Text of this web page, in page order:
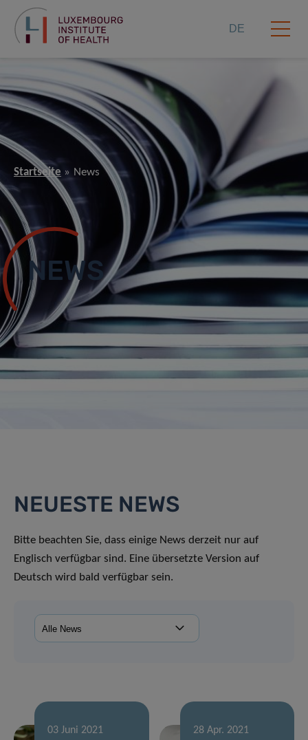
DE
Startseite News
NEWS
NEUESTE NEWS
Bitte beachten Sie, dass einige News derzeit nur auf
Englisch verfügbar sind. Eine übersetzte Version auf
Deutsch wird bald verfügbar sein.
03 Juni 2021 28 Apr. 2021